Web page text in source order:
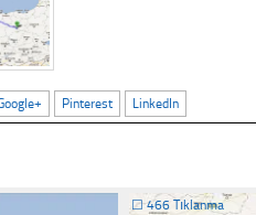
Pinterest LinkedIn
☐466 Tıklanma